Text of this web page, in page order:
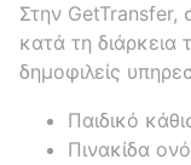
Στην GetTransfer,
κατά τη διάρκεια
δημοφιλείς
Παιδικό
Πινακίδα